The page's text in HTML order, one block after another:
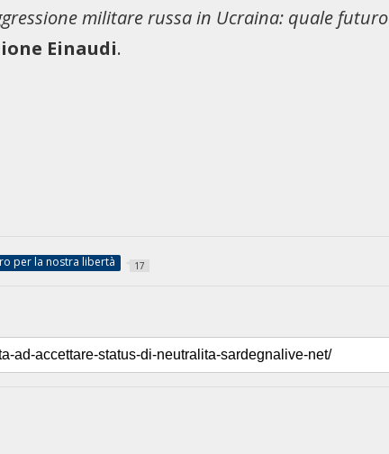
militare russa in Ucraina: quale futuro
Einaudi.
per la nostra libertà 17